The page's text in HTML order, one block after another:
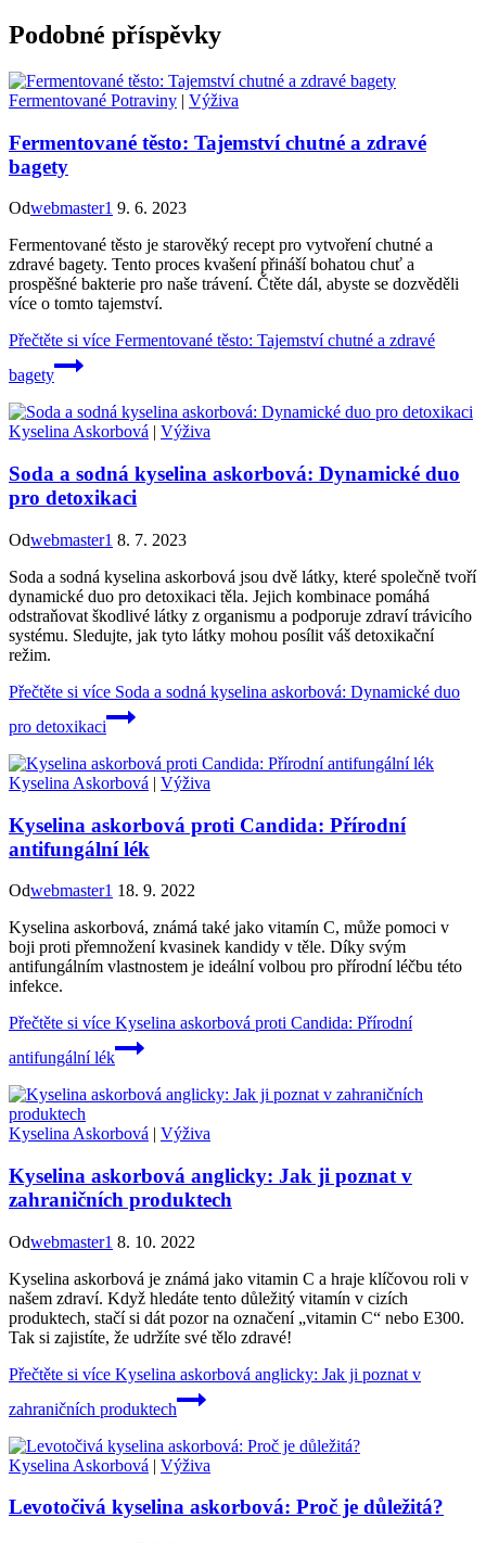
Podobné příspěvky
Fermentované Potraviny | Výživa
Fermentované těsto: Tajemství chutné a zdravé
bagety
Odwebmaster1 9. 6. 2023
Fermentované těsto je starověký recept pro vytvoření chutné a
zdravé bagety. Tento proces kvašení přináší bohatou chuť a
prospěšné bakterie pro naše trávení. Čtěte dál, abyste se dozvěděli
více o tomto tajemství.
Přečtěte si více Fermentované těsto: Tajemství chutné a zdravé
bagety
Kyselina Askorbová | Výživa
Soda a sodná kyselina askorbová: Dynamické duo
pro detoxikaci
Odwebmaster1 8. 7. 2023
Soda a sodná kyselina askorbová jsou dvě látky, které společně tvoří
dynamické duo pro detoxikaci těla. Jejich kombinace pomáhá
odstraňovat škodlivé látky z organismu a podporuje zdraví trávicího
systému. Sledujte, jak tyto látky mohou posílit váš detoxikační
režim.
Přečtěte si více Soda a sodná kyselina askorbová: Dynamické duo
pro detoxikaci
Kyselina Askorbová | Výživa
Kyselina askorbová proti Candida: Přírodní
antifungální lék
Odwebmaster1 18. 9. 2022
Kyselina askorbová, známá také jako vitamín C, může pomoci v
boji proti přemnožení kvasinek kandidy v těle. Díky svým
antifungálním vlastnostem je ideální volbou pro přírodní léčbu této
infekce.
Přečtěte si více Kyselina askorbová proti Candida: Přírodní
antifungální lék
Kyselina Askorbová | Výživa
Kyselina askorbová anglicky: Jak ji poznat v
zahraničních produktech
Odwebmaster1 8. 10. 2022
Kyselina askorbová je známá jako vitamin C a hraje klíčovou roli v
našem zdraví. Když hledáte tento důležitý vitamín v cizích
produktech, stačí si dát pozor na označení „vitamin C“ nebo E300.
Tak si zajistíte, že udržíte své tělo zdravé!
Přečtěte si více Kyselina askorbová anglicky: Jak ji poznat v
zahraničních produktech
Kyselina Askorbová | Výživa
Levotočivá kyselina askorbová: Proč je důležitá?